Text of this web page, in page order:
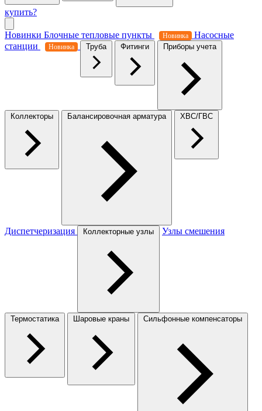
купить?
Новинки Блочные тепловые пункты Новинка
Насосные
станции
Новинка Труба Фитинги Приборы учета
Коллекторы Балансировочная арматура ХВС/ГВС
Диспетчеризация Коллекторные узлы Узлы смешения
Термостатика Шаровые краны Сильфонные компенсаторы